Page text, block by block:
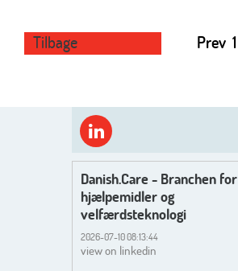
Tilbage Prev 1
Danish.Care - Branchen for
hjælpemidler og
velfærdsteknologi
2026-07-10 08:13:44
view on linkedin